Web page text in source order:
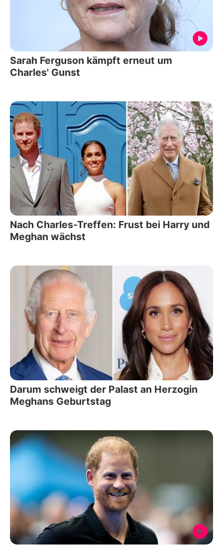
Sarah Ferguson kämpft erneut um
Charles' Gunst
Nach Charles-Treffen: Frust bei Harry und
Meghan wächst
Darum schweigt der Palast an Herzogin
Meghans Geburtstag